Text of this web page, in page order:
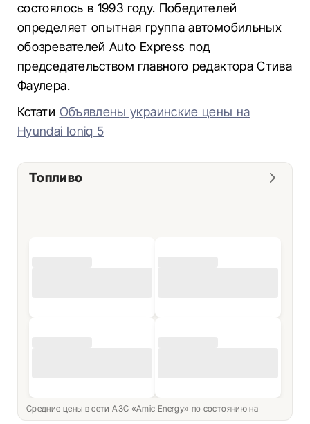
состоялось в 1993 году. Победителей
определяет опытная группа автомобильных
обозревателей Auto Express под
председательством главного редактора Стива
Фаулера.
Кстати Объявлены украинские цены на
Hyundai Ioniq 5
Топливо
Средние цены в сети АЗС «Amic Energy» по состоянию на